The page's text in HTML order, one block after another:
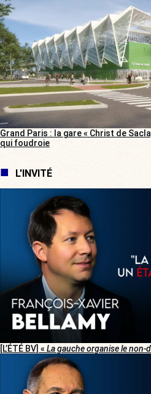
Grand Paris : la gare « Christ de
qui foudroie
L'INVITÉ
[L’ÉTÉ BV] « La gauche organise le non-